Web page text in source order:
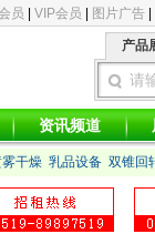
员 VIP会员 图片广告
产品
请
资讯频道
干燥 乳品设备 双锥回